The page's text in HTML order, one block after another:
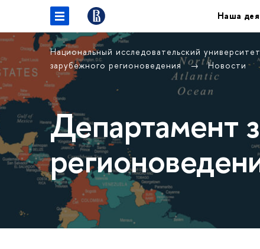
Наша
Национальный исследовательский
зарубежного регионоведения
Новости
Департамент